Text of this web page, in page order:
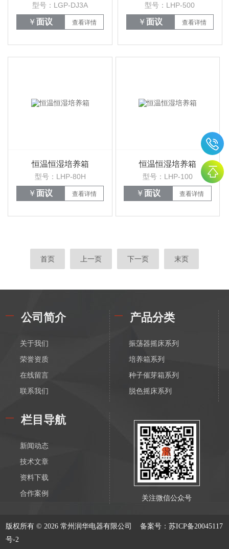
型号：LGP-DJ3A
￥面议 查看详情
型号：LHP-500
￥面议 查看详情
恒温恒湿培养箱
型号：LHP-80H
￥面议 查看详情
恒温恒湿培养箱
型号：LHP-100
￥面议 查看详情
首页 上一页 下一页 末页
公司简介
关于我们
荣誉资质
在线留言
联系我们
产品分类
振荡器摇床系列
培养箱系列
种子催芽箱系列
脱色摇床系列
恒温磁力搅拌器系列
电动搅拌器系列
离心机系列
水浴锅系列
油浴锅系列
恒温水箱系列
栏目导航
新闻动态
技术文章
资料下载
合作案例
关注微信公众号
版权所有 © 2026 常州润华电器有限公司备案号：苏ICP备20045117
号-2